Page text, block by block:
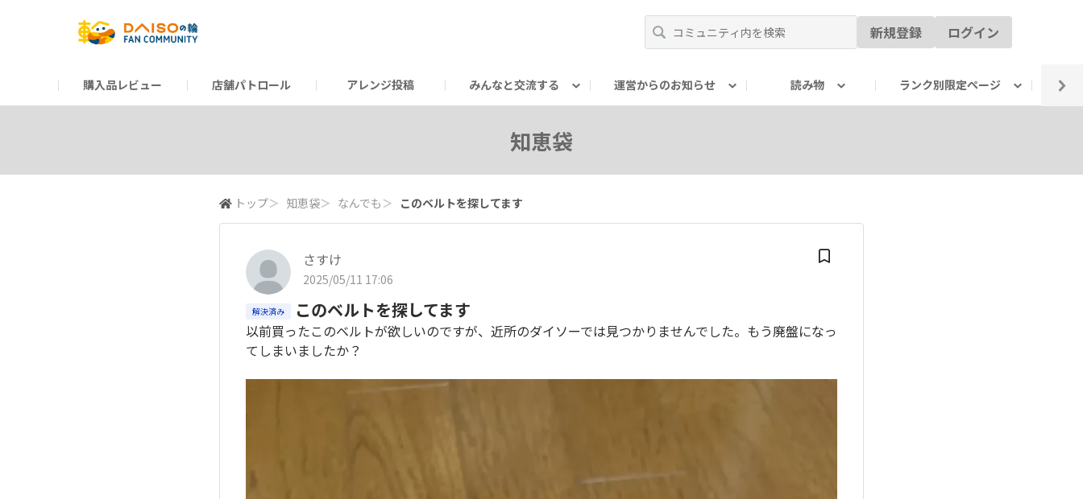
新規登録 ログイン
購入品レビュー 店舗パトロール アレンジ投稿 みんなと交流する 運営からのお知らせ 読み物 ランク別限定ページ
知恵袋
トップ＞ 知恵袋＞ なんでも ＞ このベルトを探してます
さすけ
2025/05/11 17:06
解決済み このベルトを探してます
以前買ったこのベルトが欲しいのですが、近所のダイソーでは見つかりませんでした。もう廃盤になっ
てしまいましたか？